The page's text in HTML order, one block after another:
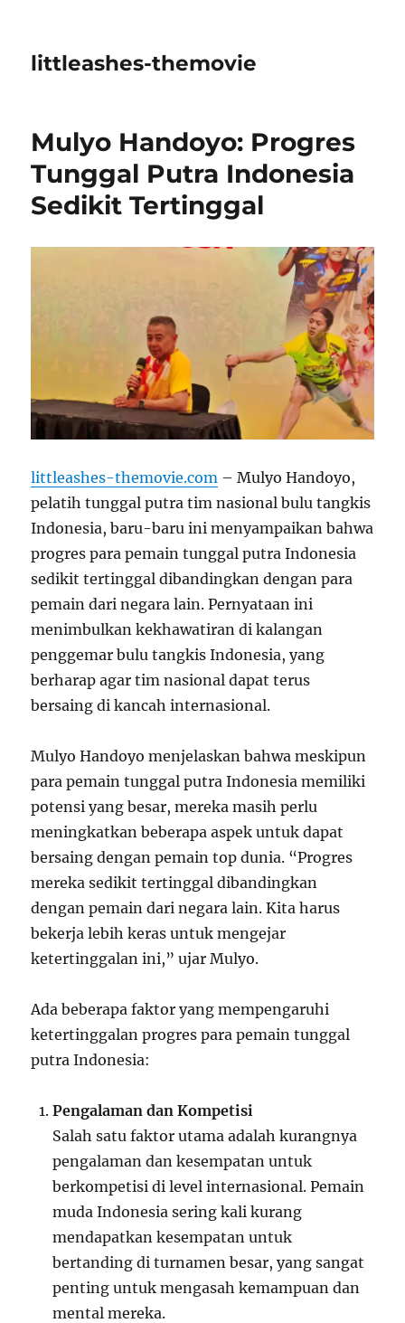
littleashes-themovie
Mulyo Handoyo: Progres
Tunggal Putra Indonesia
Sedikit Tertinggal
littleashes-themovie.com – Mulyo Handoyo,
pelatih tunggal putra tim nasional bulu tangkis
Indonesia, baru-baru ini menyampaikan bahwa
progres para pemain tunggal putra Indonesia
sedikit tertinggal dibandingkan dengan para
pemain dari negara lain. Pernyataan ini
menimbulkan kekhawatiran di kalangan
penggemar bulu tangkis Indonesia, yang
berharap agar tim nasional dapat terus
bersaing di kancah internasional.
Mulyo Handoyo menjelaskan bahwa meskipun
para pemain tunggal putra Indonesia memiliki
potensi yang besar, mereka masih perlu
meningkatkan beberapa aspek untuk dapat
bersaing dengan pemain top dunia. “Progres
mereka sedikit tertinggal dibandingkan
dengan pemain dari negara lain. Kita harus
bekerja lebih keras untuk mengejar
ketertinggalan ini,” ujar Mulyo.
Ada beberapa faktor yang mempengaruhi
ketertinggalan progres para pemain tunggal
putra Indonesia:
Pengalaman dan Kompetisi
Salah satu faktor utama adalah kurangnya
pengalaman dan kesempatan untuk
berkompetisi di level internasional. Pemain
muda Indonesia sering kali kurang
mendapatkan kesempatan untuk
bertanding di turnamen besar, yang sangat
penting untuk mengasah kemampuan dan
mental mereka.